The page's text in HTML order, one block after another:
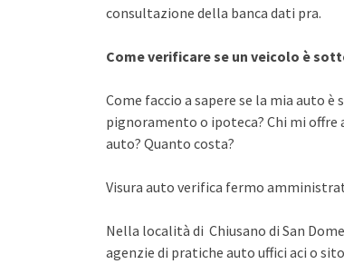
consultazione della banca dati pra.
Come verificare se un veicolo è
Come faccio a sapere se la mia auto
pignoramento o ipoteca? Chi mi
auto? Quanto costa?
Visura auto verifica fermo
Nella località di Chiusano di San
agenzie di pratiche auto uffici aci o